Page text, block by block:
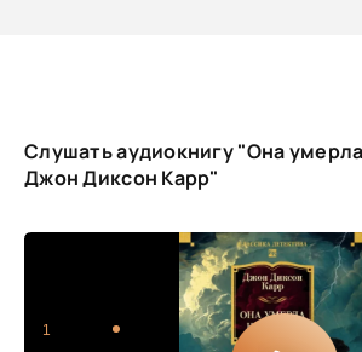
Слушать аудиокнигу "Она
Джон Диксон Карр"
1